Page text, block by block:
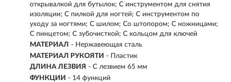
открывалкой для бутылок; С инструментом для снятия
изоляции; С пилкой для ногтей; С инструментом по
уходу за ногтями; С шилом; Со штопором; С ножницами;
С пинцетом; С зубочисткой; С кольцом для ключей
МАТЕРИАЛ - Нержавеющая сталь
МАТЕРИАЛ РУКОЯТИ - Пластик
ДЛИНА ЛЕЗВИЯ - С лезвием 65 мм
ФУНКЦИИ - 14 функций